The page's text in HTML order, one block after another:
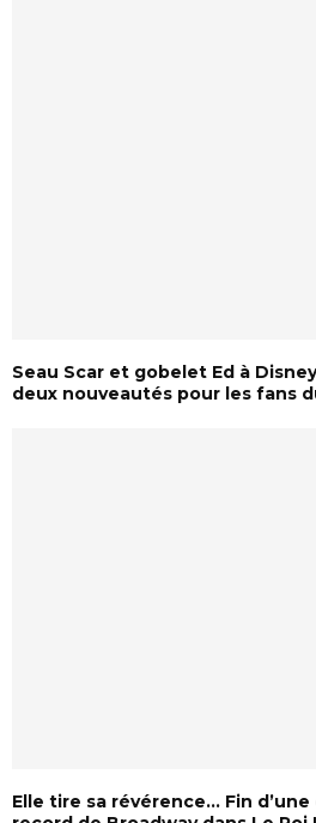
Seau Scar et gobelet Ed à
deux nouveautés pour les fans
Elle tire sa révérence… Fin